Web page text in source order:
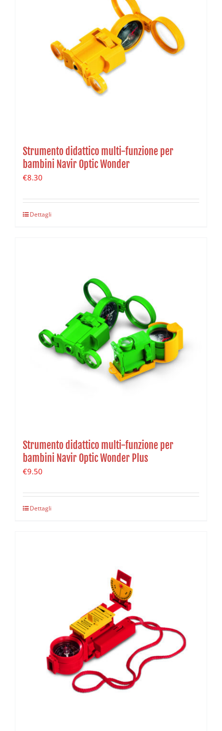
Strumento didattico multi-funzione per
bambini Navir Optic Wonder
€8.30
Dettagli
Strumento didattico multi-funzione per
bambini Navir Optic Wonder Plus
€9.50
Dettagli